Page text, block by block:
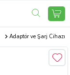
Adaptör ve Şarj Cihazı